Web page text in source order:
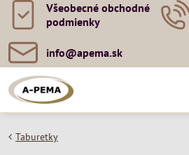
Všeobecné obchodné
podmienky
info​@apema​.sk
Taburetky